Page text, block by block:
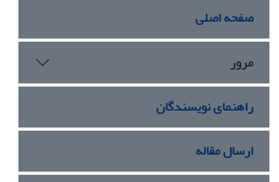
صفحه اصلی
مرور
راهنمای نویسندگان
ارسال مقاله